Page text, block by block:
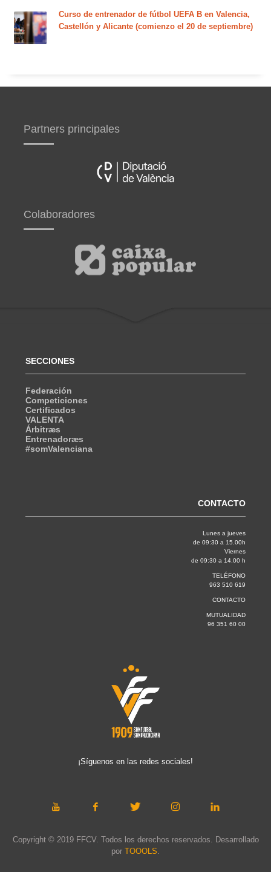
Curso de entrenador de fútbol UEFA B en Valencia,
Castellón y Alicante (comienzo el 20 de septiembre)
Partners principales
Colaboradores
SECCIONES
Federación
Competiciones
Certificados
VALENTA
Árbitræs
Entrenadoræs
#somValenciana
CONTACTO
Lunes a jueves
de 09:30 a 15.00h
Viernes
de 09:30 a 14.00 h
TELÉFONO
963 510 619
CONTACTO
MUTUALIDAD
96 351 60 00
¡Síguenos en las redes sociales!
Copyright © 2019 FFCV. Todos los derechos reservados. Desarrollado
por TOOOLS